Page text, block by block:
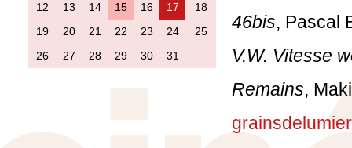
12
13 14 15 16 17
18
19
20 21 22 23 24
25
26
27 28 29 30 31
46bis, Pascal
V.W. Vitesse
Remains,